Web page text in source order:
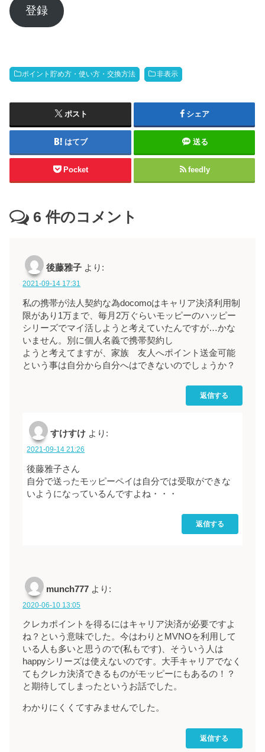
ア
ド
登録
ポイント貯め方・使い方・交換方法 非表示
ポスト シェア
はてブ 送る
Pocket feedly
6 件のコメント
後藤雅子 より:
2021-09-14 17:31
私の携帯が法人契約な為docomoはキャリア決済利用制
限があり1万まで、毎月2万ぐらいモッピーのハッピー
シリーズでマイ活しようと考えていたんですが…かな
いません。別に個人名義で携帯契約し
ようと考えてますが、家族 友人へポイント送金可能
という事は自分から自分へはできないのでしょうか？
返信する
すけすけ より:
2021-09-14 21:26
後藤雅子さん
自分で送ったモッピーペイは自分では受取ができな
いようになっているんですよね・・・
返信する
munch777 より:
2020-06-10 13:05
クレカポイントを得るにはキャリア決済が必要ですよ
ね？という意味でした。今はわりとMVNOを利用して
いる人も多いと思うので(私もです)、そういう人は
happyシリーズは使えないのです。大手キャリアでなく
てもクレカ決済できるものがモッピーにもあるの！？
と期待してしまったというお話でした。
わかりにくくてすみませんでした。
返信する